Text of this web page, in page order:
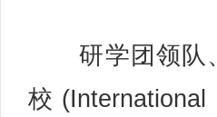
研学团领队
校(International